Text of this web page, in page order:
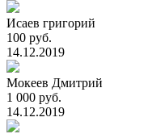
Исаев григорий
100 руб.
14.12.2019
Мокеев Дмитрий
1 000 руб.
14.12.2019